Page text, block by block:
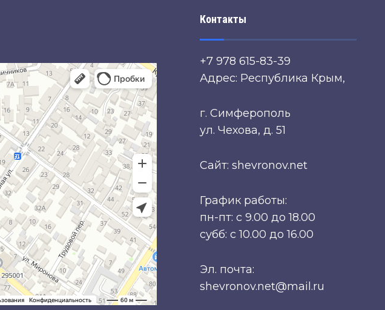
Контакты
+7 978 615-83-39
Адрес: Республика Крым,
г. Симферополь
ул. Чехова, д. 51
Сайт: shevronov.net
График работы:
пн-пт: с 9.00 до 18.00
субб: с 10.00 до 16.00
Эл. почта:
shevronov.net@mail.ru